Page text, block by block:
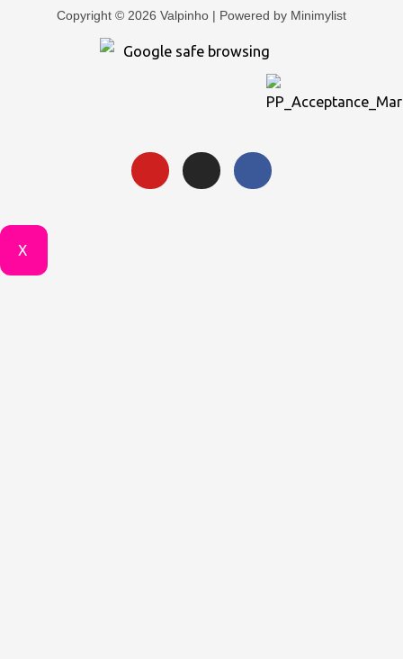
Copyright © 2026 Valpinho | Powered by Minimylist
X